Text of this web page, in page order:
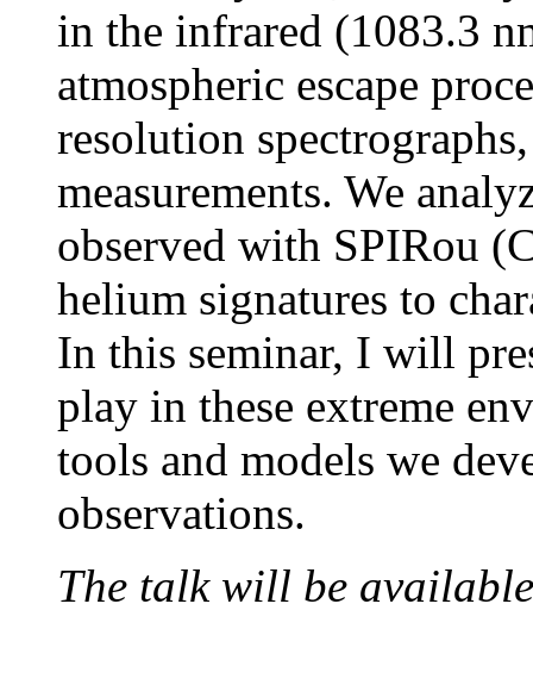
in the infrared (1083.3
atmospheric escape
resolution
measurements. We
observed with SPIRou
helium signatures to
In this seminar, I will
play in these extreme
tools and models we
observations.
The talk will be